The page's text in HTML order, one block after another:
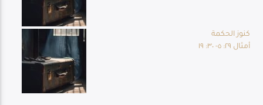
كنوز الحكمة
أمثال ٢٩: ٥- ٣٠: ١٩